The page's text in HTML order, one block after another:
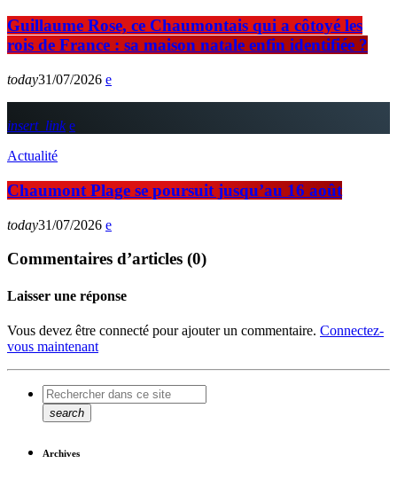
Guillaume Rose, ce Chaumontais qui a côtoyé les
rois de France : sa maison natale enfin identifiée ?
today31/07/2026
insert_link
Actualité
Chaumont Plage se poursuit jusqu’au 16 août
today31/07/2026
Commentaires d’articles (0)
Laisser une réponse
Vous devez être connecté pour ajouter un commentaire. Connectez-
vous maintenant
search
Archives